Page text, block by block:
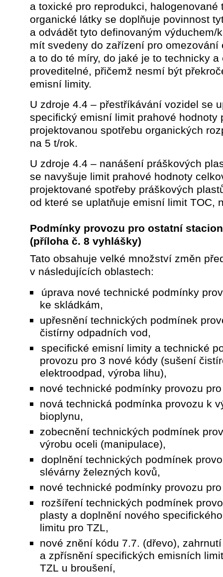
a toxické pro reprodukci, halogenované
organické látky se doplňuje povinnost
a odvádět tyto definovaným výduchem/
mít svedeny do zařízení pro omezování
a to do té míry, do jaké je to technicky a
proveditelné, přičemž nesmí být
emisní limity.
U zdroje 4.4 – přestříkávání vozidel se
specifický emisní limit prahové hodnoty
projektovanou spotřebu organických
na 5 t/rok.
U zdroje 4.4 – nanášení práškových
se navyšuje limit prahové hodnoty
projektované spotřeby práškových
od které se uplatňuje emisní limit TOC,
Podmínky provozu pro ostatní
(příloha č. 8 vyhlášky)
Tato obsahuje velké množství změn
v následujících oblastech:
úprava nové technické podmínky
ke skládkám,
upřesnění technických podmínek
čistírny odpadních vod,
specifické emisní limity a technické
provozu pro 3 nové kódy (sušení
elektroodpad, výroba lihu),
nové technické podmínky provozu
nová technická podmínka provozu k
bioplynu,
zobecnění technických podmínek
výrobu oceli (manipulace),
doplnění technických podmínek
slévárny železných kovů,
nové technické podmínky provozu
rozšíření technických podmínek
plasty a doplnění nového
limitu pro TZL,
nové znění kódu 7.7. (dřevo),
a zpřísnění specifických emisních
TZL u broušení,